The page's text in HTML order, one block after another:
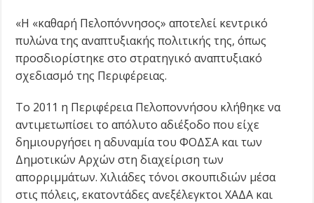
«Η «καθαρή Πελοπόννησος» αποτελεί κεντρικό
πυλώνα της αναπτυξιακής πολιτικής της, όπως
προσδιορίστηκε στο στρατηγικό αναπτυξιακό
σχεδιασμό της Περιφέρειας.
Το 2011 η Περιφέρεια Πελοποννήσου κλήθηκε να
αντιμετωπίσει το απόλυτο αδιέξοδο που είχε
δημιουργήσει η αδυναμία του ΦΟΔΣΑ και των
Δημοτικών Αρχών στη διαχείριση των
απορριμμάτων. Χιλιάδες τόνοι σκουπιδιών μέσα
στις πόλεις, εκατοντάδες ανεξέλεγκτοι ΧΑΔΑ και